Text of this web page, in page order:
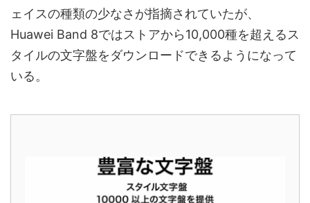
ェイスの種類の少なさが指摘されていたが、
Huawei Band 8ではストアから10,000種を超えるス
タイルの文字盤をダウンロードできるようになって
いる。